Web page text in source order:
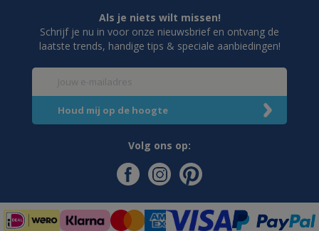
Als je niets wilt missen!
Schrijf je nu in voor onze nieuwsbrief en ontvang de
laatste trends, handige tips & speciale aanbiedingen!
Volg ons op: